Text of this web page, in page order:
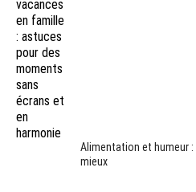
Alimentation et humeur
mieux